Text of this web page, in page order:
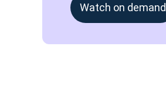
Watch on demand